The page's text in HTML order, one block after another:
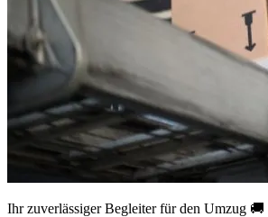
Ihr zuverlässiger Begleiter für den Umzug 🚚